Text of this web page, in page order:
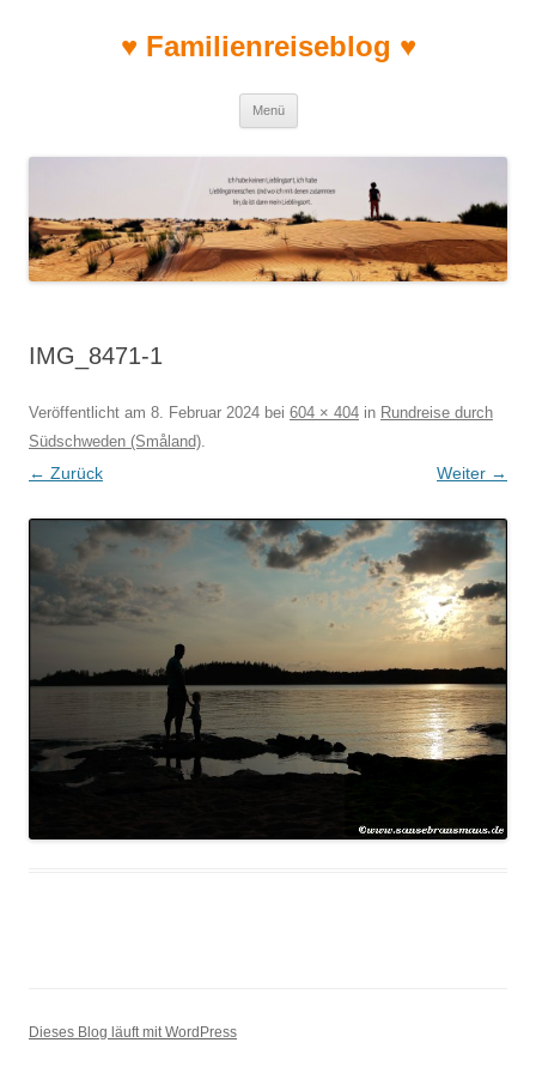
♥ Familienreiseblog ♥
Menü
IMG_8471-1
Veröffentlicht am 8. Februar 2024 bei 604 × 404 in Rundreise durch
Südschweden (Småland).
← Zurück Weiter →
Dieses Blog läuft mit WordPress